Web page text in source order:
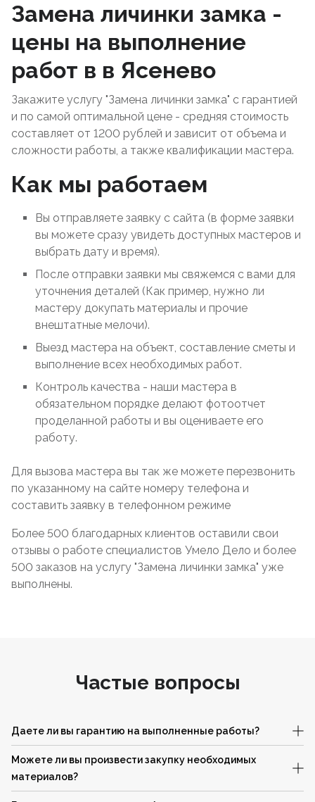
Замена личинки замка -
цены на выполнение
работ в в Ясенево
Закажите услугу "Замена личинки замка" с гарантией
и по самой оптимальной цене - средняя стоимость
составляет от 1200 рублей и зависит от объема и
сложности работы, а также квалификации мастера.
Как мы работаем
Вы отправляете заявку с сайта (в форме заявки
вы можете сразу увидеть доступных мастеров и
выбрать дату и время).
После отправки заявки мы свяжемся с вами для
уточнения деталей (Как пример, нужно ли
мастеру докупать материалы и прочие
внештатные мелочи).
Выезд мастера на объект, составление сметы и
выполнение всех необходимых работ.
Контроль качества - наши мастера в
обязательном порядке делают фотоотчет
проделанной работы и вы оцениваете его
работу.
Для вызова мастера вы так же можете перезвонить
по указанному на сайте номеру телефона и
составить заявку в телефонном режиме
Более 500 благодарных клиентов оставили свои
отзывы о работе специалистов Умело Дело и более
500 заказов на услугу "Замена личинки замка" уже
выполнены.
Частые вопросы
Даете ли вы гарантию на выполненные работы?
Можете ли вы произвести закупку необходимых
материалов?